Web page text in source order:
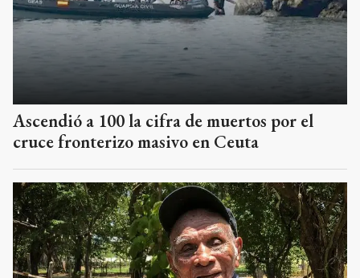
Ascendió a 100 la cifra de muertos por el
cruce fronterizo masivo en Ceuta